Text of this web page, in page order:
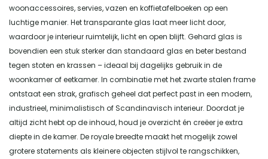
woonaccessoires, servies, vazen en koffietafelboeken op een
luchtige manier. Het transparante glas laat meer licht door,
waardoor je interieur ruimtelijk, licht en open blijft. Gehard glas is
bovendien een stuk sterker dan standaard glas en beter bestand
tegen stoten en krassen – ideaal bij dagelijks gebruik in de
woonkamer of eetkamer. In combinatie met het zwarte stalen frame
ontstaat een strak, grafisch geheel dat perfect past in een modern,
industrieel, minimalistisch of Scandinavisch interieur. Doordat je
altijd zicht hebt op de inhoud, houd je overzicht én creëer je extra
diepte in de kamer. De royale breedte maakt het mogelijk zowel
grotere statements als kleinere objecten stijlvol te rangschikken,